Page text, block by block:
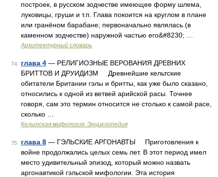
построек, в русском зодчестве имеющее форму шлема,
луковицы, груши и т.п. Глава покоится на круглом в плане
или гранёном барабане; первоначально являлась (в
каменном зодчестве) наружной частью его&#8230; …
Архитектурный словарь
74 глава 4 — РЕЛИГИОЗНЫЕ ВЕРОВАНИЯ ДРЕВНИХ
БРИТТОВ И ДРУИДИЗМ Древнейшие кельтские
обитатели Британии гэлы и бритты, как уже было сказано,
относились к одной из ветвей арийской расы. Точнее
говоря, сам это термин относится не столько к самой расе,
сколько …
Кельтская мифология. Энциклопедия
75 глава 8 — ГЭЛЬСКИЕ АРГОНАВТЫ Приготовления к
войне продолжались целых семь лет. В этот период имел
место удивительный эпизод, который можно назвать
аргонавтикой гэльской мифологии. Эта история